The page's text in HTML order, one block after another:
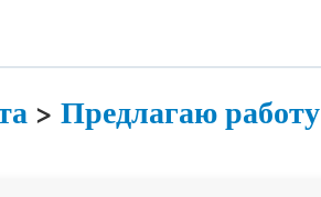
> Предлагаю работу